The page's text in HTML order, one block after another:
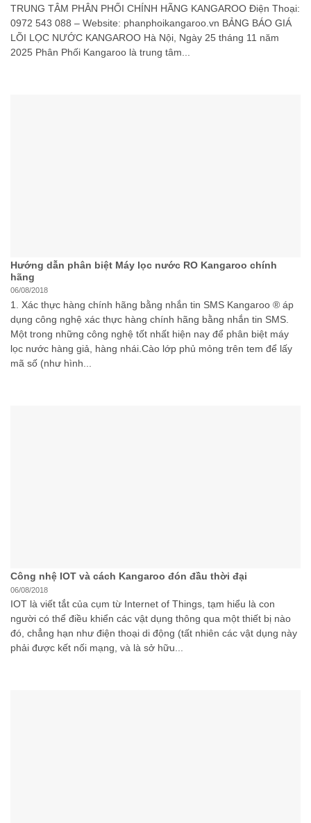
TRUNG TÂM PHÂN PHỐI CHÍNH HÃNG KANGAROO Điện Thoại:
0972 543 088 – Website: phanphoikangaroo.vn BẢNG BÁO GIÁ
LÕI LỌC NƯỚC KANGAROO Hà Nội, Ngày 25 tháng 11 năm
2025 Phân Phối Kangaroo là trung tâm...
Hướng dẫn phân biệt Máy lọc nước RO Kangaroo chính
hãng
06/08/2018
1. Xác thực hàng chính hãng bằng nhắn tin SMS Kangaroo ® áp
dụng công nghệ xác thực hàng chính hãng bằng nhắn tin SMS.
Một trong những công nghệ tốt nhất hiện nay để phân biệt máy
lọc nước hàng giả, hàng nhái.Cào lớp phủ mỏng trên tem để lấy
mã số (như hình...
Công nhệ IOT và cách Kangaroo đón đầu thời đại
06/08/2018
IOT là viết tắt của cụm từ Internet of Things, tạm hiểu là con
người có thể điều khiển các vật dụng thông qua một thiết bị nào
đó, chẳng hạn như điện thoại di động (tất nhiên các vật dụng này
phải được kết nối mạng, và là sở hữu...